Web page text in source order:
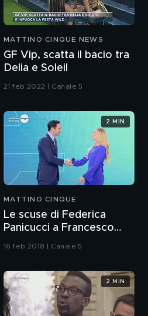
MATTINO CINQUE NEWS
GF Vip, scatta il bacio tra
Delia e Soleil
21 feb 2022 | Canale 5
MATTINO CINQUE
Le scuse di Federica
Panicucci a Francesco
16 feb 2018 | Canale 5
2 MIN
2 MIN